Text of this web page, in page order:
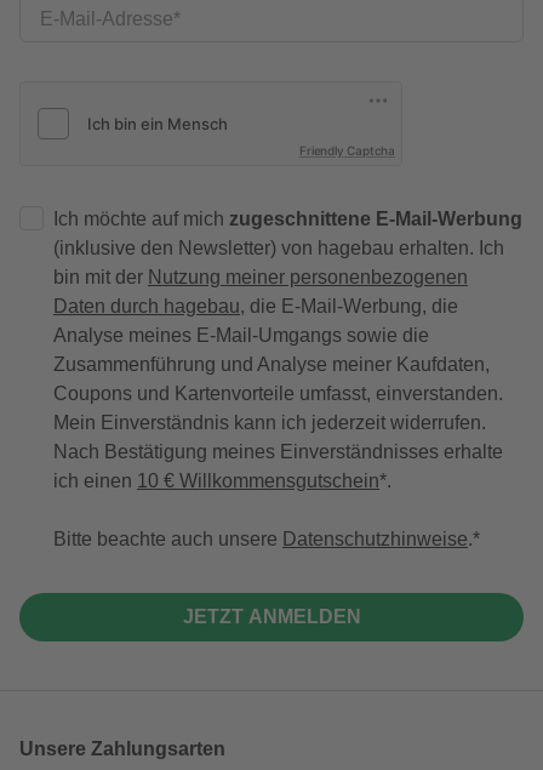
E-Mail-Adresse
Friendly Captcha
Ich möchte auf mich zugeschnittene E-Mail-Werbung
(inklusive den Newsletter) von hagebau erhalten. Ich
bin mit der Nutzung meiner personenbezogenen
Daten durch hagebau, die E-Mail-Werbung, die
Analyse meines E-Mail-Umgangs sowie die
Zusammenführung und Analyse meiner Kaufdaten,
Coupons und Kartenvorteile umfasst, einverstanden.
Mein Einverständnis kann ich jederzeit widerrufen.
Nach Bestätigung meines Einverständnisses erhalte
ich einen 10 € Willkommensgutschein*.
Bitte beachte auch unsere Datenschutzhinweise.
JETZT ANMELDEN
Unsere Zahlungsarten